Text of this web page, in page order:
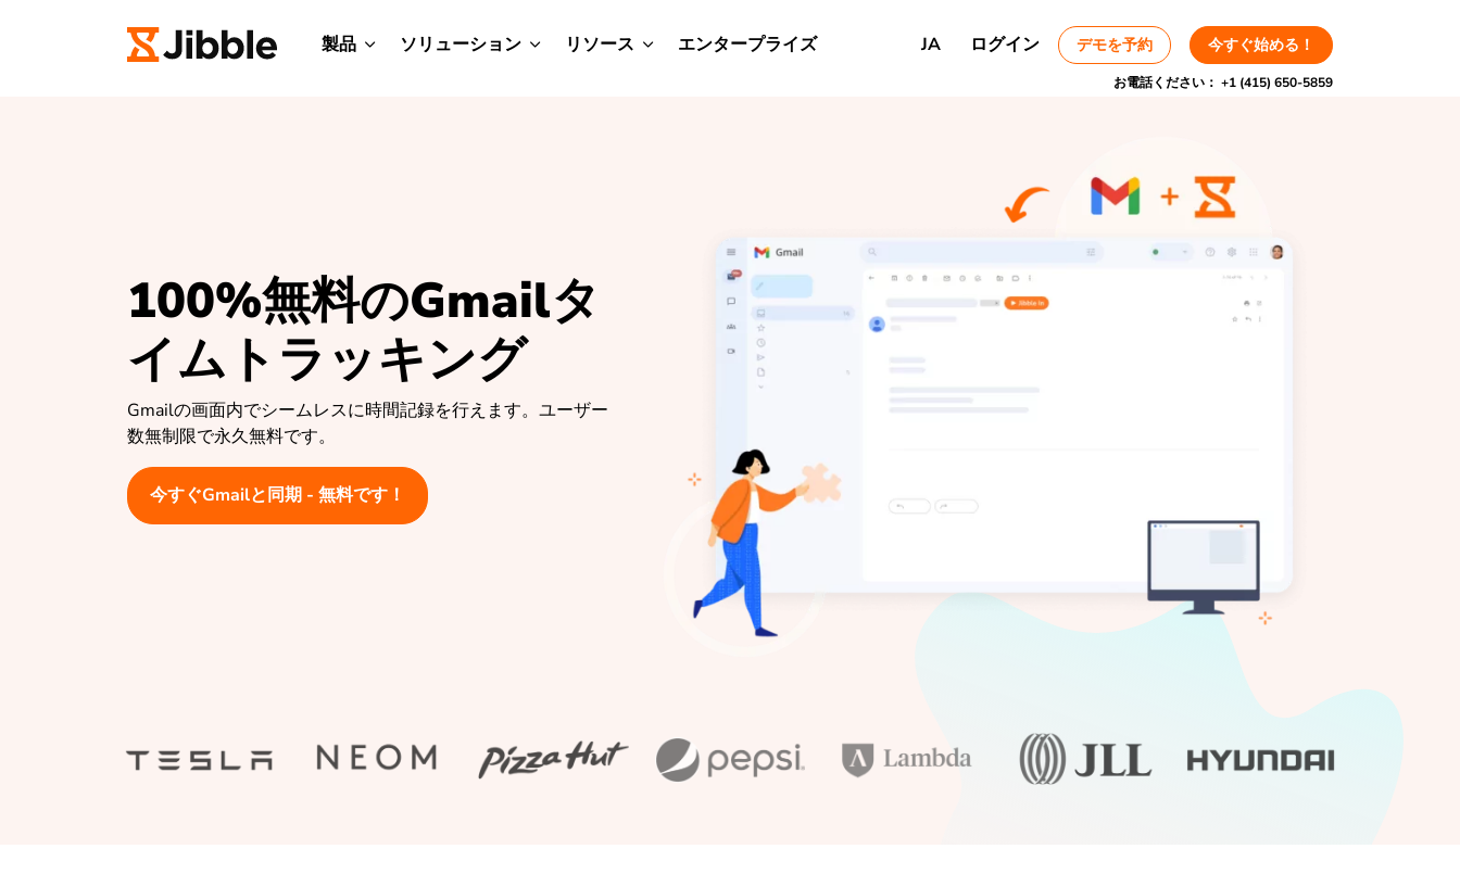
製品 ソリューション リソース エンタープライズ JA ログイン デモを予約 今すぐ始める！
お電話ください： +1 (415) 650-5859
100%無料のGmailタ
イムトラッキング
Gmailの画面内でシームレスに時間記録を行えます。ユーザー
数無制限で永久無料です。
今すぐGmailと同期 - 無料です！